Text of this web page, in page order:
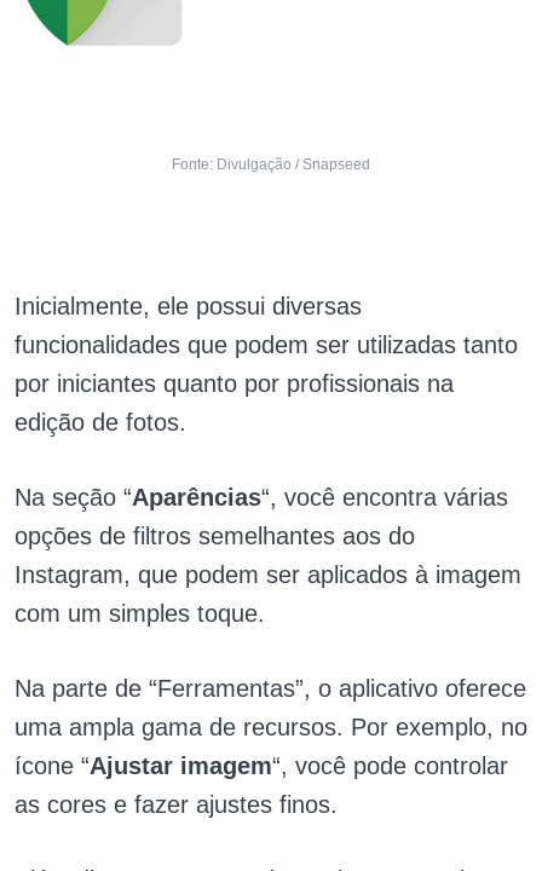
Fonte: Divulgação / Snapseed
Inicialmente, ele possui diversas
funcionalidades que podem ser utilizadas tanto
por iniciantes quanto por profissionais na
edição de fotos.
Na seção “Aparências“, você encontra várias
opções de filtros semelhantes aos do
Instagram, que podem ser aplicados à imagem
com um simples toque.
Na parte de “Ferramentas”, o aplicativo oferece
uma ampla gama de recursos. Por exemplo, no
ícone “Ajustar imagem“, você pode controlar
as cores e fazer ajustes finos.